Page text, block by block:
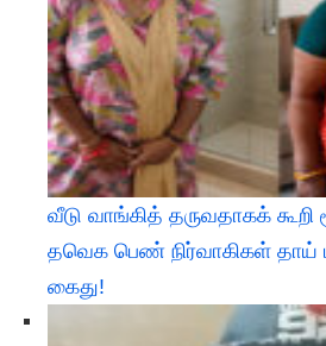
வீடு வாங்கித் தருவதாகக் கூறி
தவெக பெண் நிர்வாகிகள் தாய்
கைது!